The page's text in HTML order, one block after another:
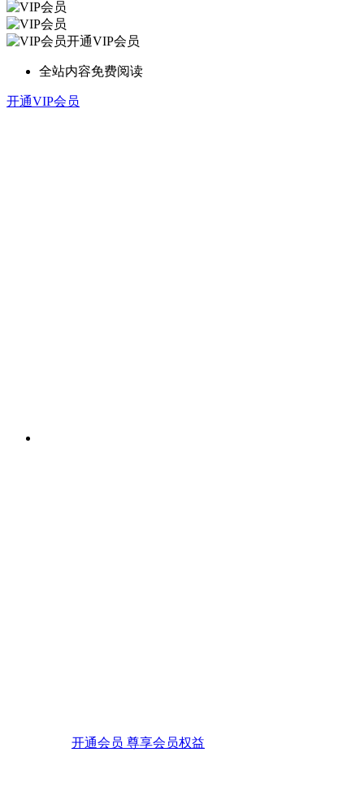
开通VIP会员
全站内容免费阅读
开通VIP会员
开通会员 尊享会员权益